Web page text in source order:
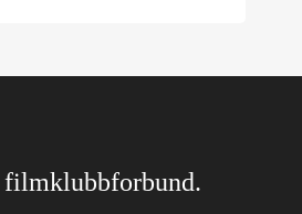
filmklubbforbund.